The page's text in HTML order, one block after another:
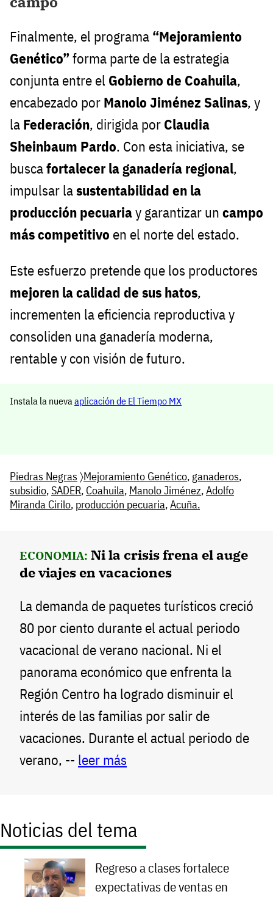
Finalmente, el programa “Mejoramiento
Genético” forma parte de la estrategia
conjunta entre el Gobierno de Coahuila,
encabezado por Manolo Jiménez Salinas, y
la Federación, dirigida por Claudia
Sheinbaum Pardo. Con esta iniciativa, se
buscafortalecer la ganadería regional,
impulsar lasustentabilidad en la
producción pecuariay garantizar un campo
más competitivo en el norte del estado.
Este esfuerzo pretende que los productores
mejoren la calidad de sus hatos,
incrementen la eficiencia reproductiva y
consoliden una ganadería moderna,
rentable y con visión de futuro.
Instala la nueva aplicación de El Tiempo MX
Piedras Negras 〉Mejoramiento Genético, ganaderos,
subsidio, SADER, Coahuila, Manolo Jiménez,Adolfo
Miranda Cirilo, producción pecuaria,Acuña.
ECONOMIA: Ni la crisis frena el auge
de viajes en vacaciones
La demanda de paquetes turísticos creció
80 por ciento durante el actual periodo
vacacional de verano nacional. Ni el
panorama económico que enfrenta la
Región Centro ha logrado disminuir el
interés de las familias por salir de
vacaciones. Durante el actual periodo de
verano, -- leer más
Noticias del tema
Regreso a clases fortalece
expectativas de ventas en